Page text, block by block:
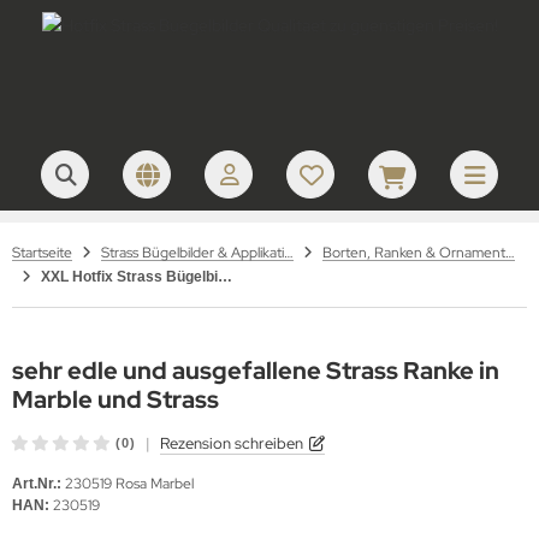
Startseite Strass Bügelbilder & Applikationen zum Aufbügeln Borten, Ranken & Ornamente – Strass Bügelbilder
XXL Hotfix Strass Bügelbild, Strass Applikationen zum aufbügeln Ornament Ranke 230519
sehr edle und ausgefallene Strass Ranke in
Marble und Strass
(0) | Rezension schreiben
Art.Nr.: 230519 Rosa Marbel
HAN: 230519